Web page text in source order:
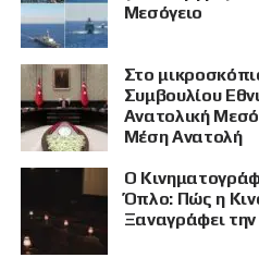
Μεσόγειο
Στο
Συμβουλίου
Ανατολική
Μέση Ανατολή
Ο
Όπλο: Πώς η
Ξαναγράφει την